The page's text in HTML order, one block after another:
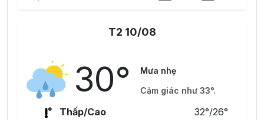
T2 10/08
30°
Mưa nhẹ
Cảm giác như 33°.
Thấp/Cao 32°/26°